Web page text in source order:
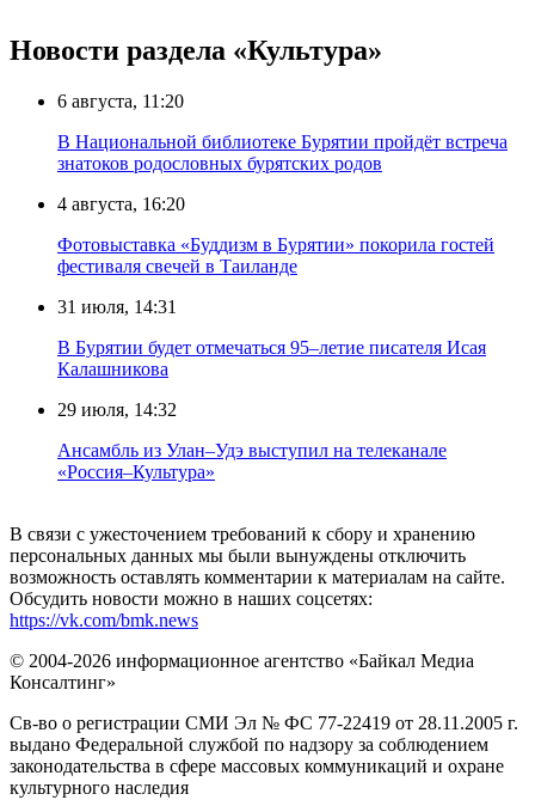
Новости раздела «Культура»
6 августа, 11:20
В Национальной библиотеке Бурятии пройдёт встреча
знатоков родословных бурятских родов
4 августа, 16:20
Фотовыставка «Буддизм в Бурятии» покорила гостей
фестиваля свечей в Таиланде
31 июля, 14:31
В Бурятии будет отмечаться 95–летие писателя Исая
Калашникова
29 июля, 14:32
Ансамбль из Улан–Удэ выступил на телеканале
«Россия–Культура»
В связи с ужесточением требований к сбору и хранению
персональных данных мы были вынуждены отключить
возможность оставлять комментарии к материалам на сайте.
Обсудить новости можно в наших соцсетях:
https://vk.com/bmk.news
© 2004-2026 информационное агентство «Байкал Медиа
Консалтинг»
Св-во о регистрации СМИ Эл № ФС 77-22419 от 28.11.2005 г.
выдано Федеральной службой по надзору за соблюдением
законодательства в сфере массовых коммуникаций и охране
культурного наследия